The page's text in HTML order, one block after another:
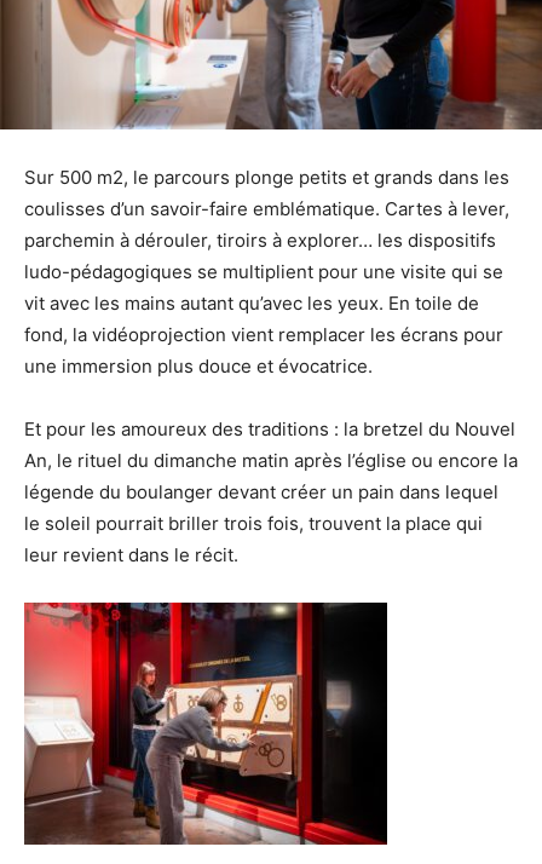
Sur 500 m2, le parcours plonge petits et grands dans les
coulisses d’un savoir-faire emblématique. Cartes à lever,
parchemin à dérouler, tiroirs à explorer… les dispositifs
ludo-pédagogiques se multiplient pour une visite qui se
vit avec les mains autant qu’avec les yeux. En toile de
fond, la vidéoprojection vient remplacer les écrans pour
une immersion plus douce et évocatrice.
Et pour les amoureux des traditions : la bretzel du Nouvel
An, le rituel du dimanche matin après l’église ou encore la
légende du boulanger devant créer un pain dans lequel
le soleil pourrait briller trois fois, trouvent la place qui
leur revient dans le récit.